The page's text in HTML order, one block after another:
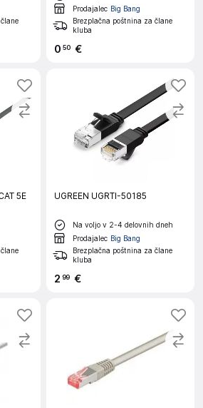
Prodajalec Big Bang
Brezplačna poštnina za člane
kluba
0 50 €
5E
UGREEN UGRTI-50185
Na voljo v 2-4 delovnih dneh
Prodajalec Big Bang
Brezplačna poštnina za člane
kluba
2 99 €